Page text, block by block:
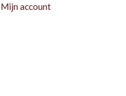
Mijn account